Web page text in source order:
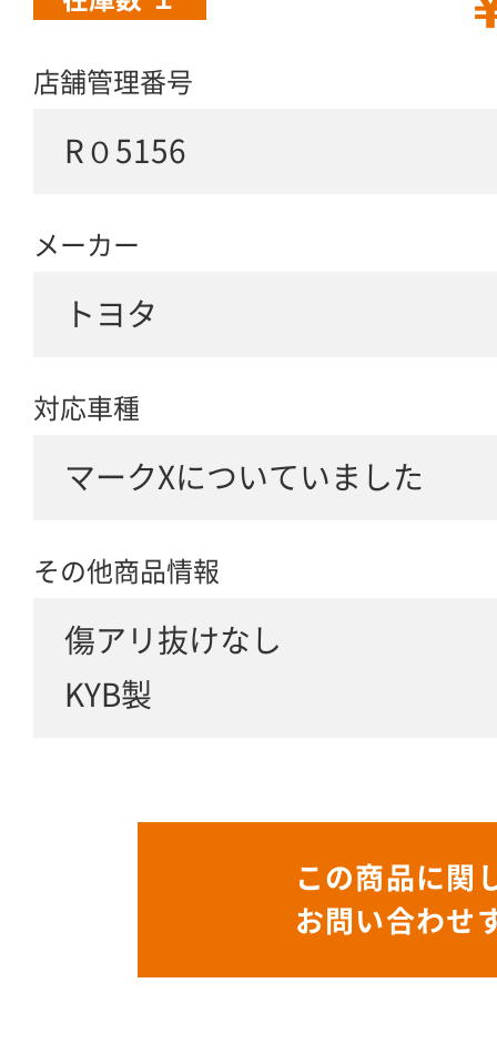
店舗管理番号
R０5156
メーカー
トヨタ
対応車種
マークXについていました
その他商品情報
傷アリ抜けなし
KYB製
この商品に関
お問い合わせ